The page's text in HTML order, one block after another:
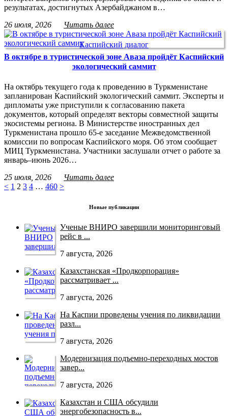
результатах, достигнутых Азербайджаном в…
26 июля, 2026
Читать далее
Каспийский диалог
В октябре в туристической зоне Аваза пройдёт Каспийский
экологический саммит
На октябрь текущего года к проведению в Туркменистане
запланирован Каспийский экологический саммит. Эксперты и
дипломаты уже приступили к согласованию пакета
документов, который определят векторы совместной защиты
экосистемы региона. В Министерстве иностранных дел
Туркменистана прошло 65-е заседание Межведомственной
комиссии по вопросам Каспийского моря. Об этом сообщает
МИЦ Туркменистана. Участники заслушали отчет о работе за
январь–июнь 2026…
25 июля, 2026
Читать далее
< 1 2 3 4 … 460 >
Новые публикации
Ученые ВНИРО завершили мониторинговый
рейс в ...
7 августа, 2026
Казахстанская «Продкорпорация»
рассматривает ...
7 августа, 2026
На Каспии проведены учения по ликвидации
разл...
7 августа, 2026
Модернизация подъемно-переходных мостов
завер...
7 августа, 2026
Казахстан и США обсудили
энергобезопасность в...